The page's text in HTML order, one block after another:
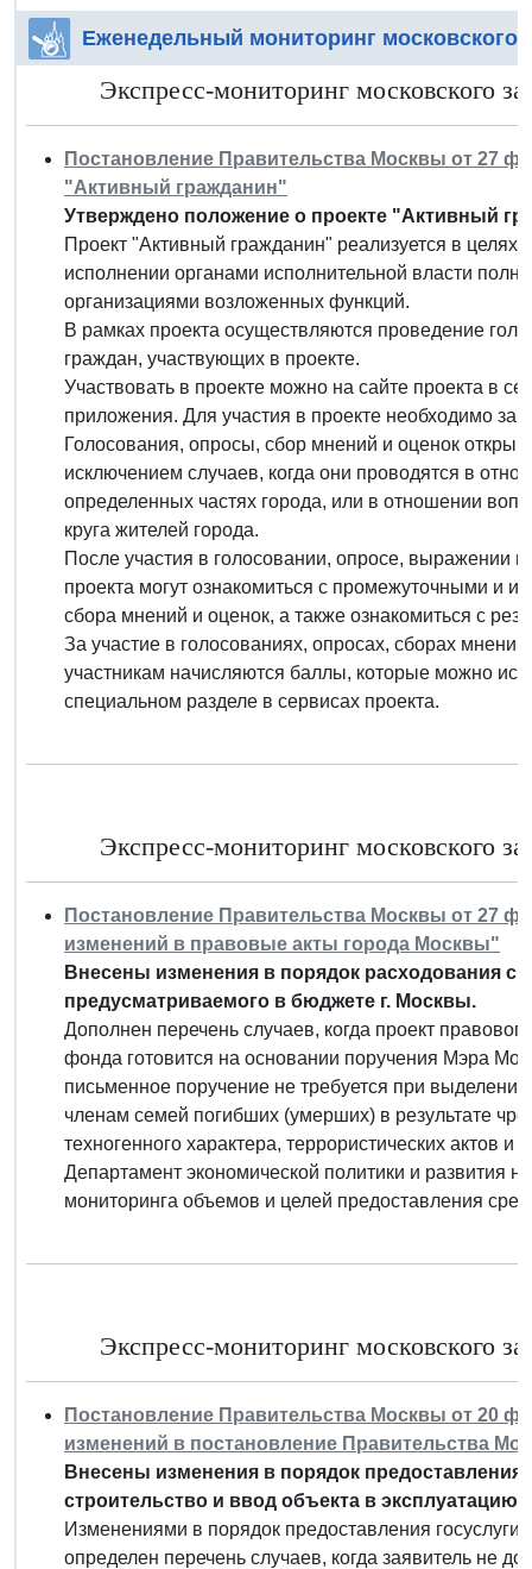
Еженедельный мониторинг московского
Экспресс-мониторинг московского
Постановление Правительства Москвы от 27
"Активный гражданин"
Утверждено положение о проекте "Активный
Проект "Активный гражданин" реализуется в
исполнении органами исполнительной власти
организациями возложенных функций.
В рамках проекта осуществляются проведение
граждан, участвующих в проекте.
Участвовать в проекте можно на сайте проекта в
приложения. Для участия в проекте необходимо
Голосования, опросы, сбор мнений и оценок
исключением случаев, когда они проводятся в
определенных частях города, или в отношении
круга жителей города.
После участия в голосовании, опросе, выражении
проекта могут ознакомиться с промежуточными и
сбора мнений и оценок, а также ознакомиться с
За участие в голосованиях, опросах, сборах
участникам начисляются баллы, которые можно
специальном разделе в сервисах проекта.
Экспресс-мониторинг московского
Постановление Правительства Москвы от 27
изменений в правовые акты города Москвы"
Внесены изменения в порядок расходования
предусматриваемого в бюджете г. Москвы.
Дополнен перечень случаев, когда проект
фонда готовится на основании поручения Мэра
письменное поручение не требуется при
членам семей погибших (умерших) в результате
техногенного характера, террористических актов
Департамент экономической политики и развития
мониторинга объемов и целей предоставления
Экспресс-мониторинг московского
Постановление Правительства Москвы от 20
изменений в постановление Правительства
Внесены изменения в порядок предоставления
строительство и ввод объекта в эксплуатацию.
Изменениями в порядок предоставления
определен перечень случаев, когда заявитель не